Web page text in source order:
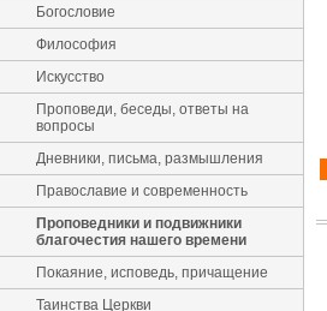
Богословие
Философия
Искусство
Проповеди, беседы, ответы на
вопросы
Дневники, письма, размышления
Православие и современность
Проповедники и подвижники
благочестия нашего времени
Покаяние, исповедь, причащение
Таинства Церкви